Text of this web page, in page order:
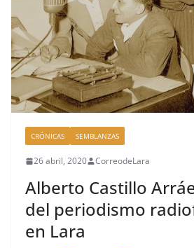
CRÓNICAS SEMBLANZAS
26 abril, 2020 CorreodeLara
Alberto Castillo
del periodismo
en Lara